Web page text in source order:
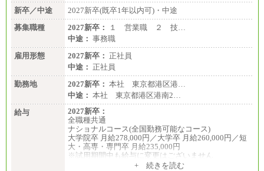
新卒／中途
2027新卒(既卒1年以内可)・中途
募集職種
2027新卒：
１ 営業職 ２ 技…
中途： 事務職
雇用形態
2027新卒： 正社員
中途： 正社員
勤務地
2027新卒： 本社 東京都港区港…
中途： 本社 東京都港区港南2…
給与
2027新卒：
全職種共通
ナショナルコース(全国勤務可能なコース)
大学院卒 月給278,000円／大学卒 月給260,000円／短
大・高専・専門卒 月給235,000円
※試用期間中も給与に変更はございません
+ 続きを読む